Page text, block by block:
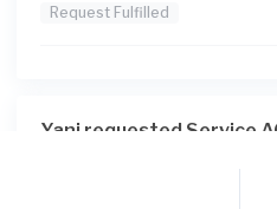
Request Fulfilled
Yani requested Service